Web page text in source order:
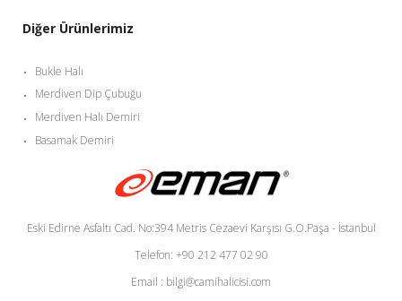
Diğer Ürünlerimiz
Bukle Halı
Merdiven Dip Çubuğu
Merdiven Halı Demiri
Basamak Demiri
Eski Edirne Asfaltı Cad. No:394 Metris Cezaevi Karşısı G.O.Paşa - İstanbul
Telefon: +90 212 477 02 90
Email : bilgi@camihalicisi.com